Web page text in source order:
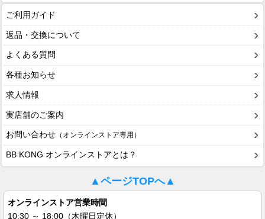
ご利用ガイド
返品・交換について
よくある質問
各種お知らせ
求人情報
実店舗のご案内
お問い合わせ （オンラインストア専用）
BB KONG オンラインストアとは？
▲ページTOPへ▲
オンラインストア営業時間
10:30 ～ 18:00（木曜日定休）